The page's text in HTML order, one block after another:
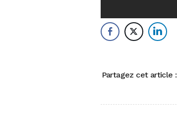
Partagez cet article :